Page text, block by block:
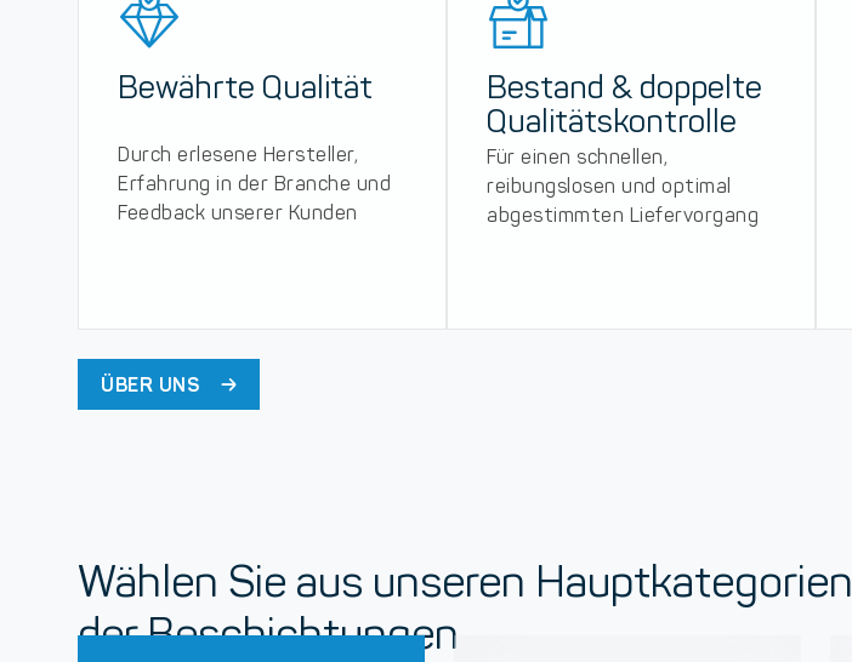
Bewährte Qualität
Durch erlesene Hersteller,
Erfahrung in der Branche und
Feedback unserer Kunden
Bestand & doppelte
Qualitätskontrolle
Für einen schnellen,
reibungslosen und optimal
abgestimmten Liefervorgang
ÜBER UNS
Wählen Sie aus unseren Hauptkategorien
der Beschichtungen